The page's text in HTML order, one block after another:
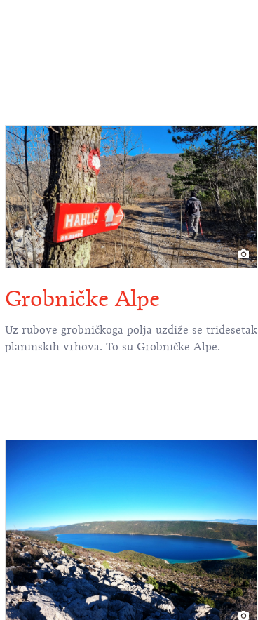
Grobničke Alpe
Uz rubove grobničkoga polja uzdiže se tridesetak
planinskih vrhova. To su Grobničke Alpe.